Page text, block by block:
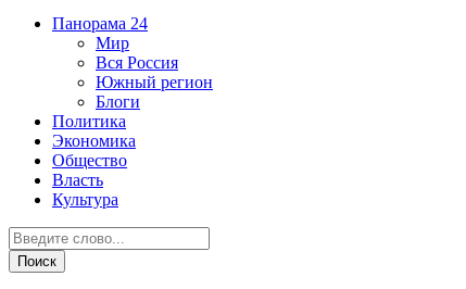
Панорама 24
Мир
Вся Россия
Южный регион
Блоги
Политика
Экономика
Общество
Власть
Культура